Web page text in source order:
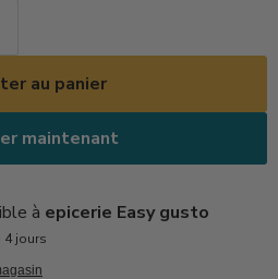
au panier
maintenant
à epicerie Easy gusto
4 jours